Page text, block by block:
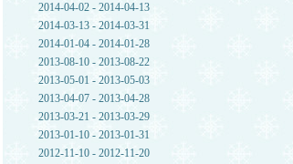
2014-04-02 - 2014-04-13
2014-03-13 - 2014-03-31
2014-01-04 - 2014-01-28
2013-08-10 - 2013-08-22
2013-05-01 - 2013-05-03
2013-04-07 - 2013-04-28
2013-03-21 - 2013-03-29
2013-01-10 - 2013-01-31
2012-11-10 - 2012-11-20